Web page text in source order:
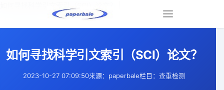
navigation
如何寻找科学引文索引（SCI）论文？
2023-10-27 07:09:50来源：paperbale栏目：查重检测